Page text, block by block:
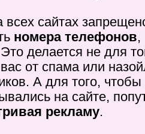
всех сайтах
номера телефонов,
делается не для
от спама или
А для того,
на сайте,
рекламу.